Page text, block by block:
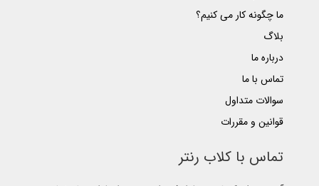
ما چگونه کار می کنیم؟
بلاگ
درباره ما
تماس با ما
سوالات متداول
قوانین و مقررات
تماس با کلاب رنتر